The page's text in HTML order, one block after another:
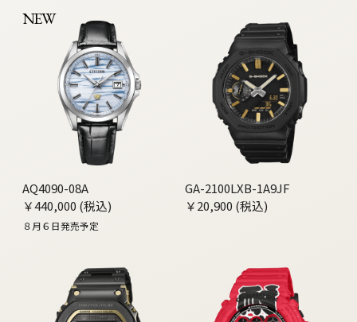
NEW
AQ4090-08A
￥440,000 (税込)
８月６日発売予定
GA-2100LXB-1A9JF
￥20,900 (税込)